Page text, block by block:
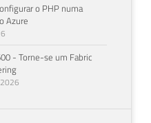
o PHP numa
Azure
- Torne-se um Fabric